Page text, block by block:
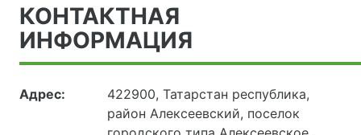
КОНТАКТНАЯ
ИНФОРМАЦИЯ
Адрес:
422900, Татарстан республика,
район Алексеевский, поселок